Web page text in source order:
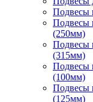
Подвесы
Подвесы
(250мм)
Подвесы
(315мм)
Подвесы
(100мм)
Подвесы
(125мм)